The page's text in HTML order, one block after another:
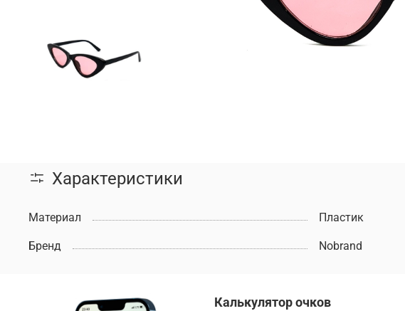
Характеристики
Материал Пластик
Бренд Nobrand
Калькулятор очков